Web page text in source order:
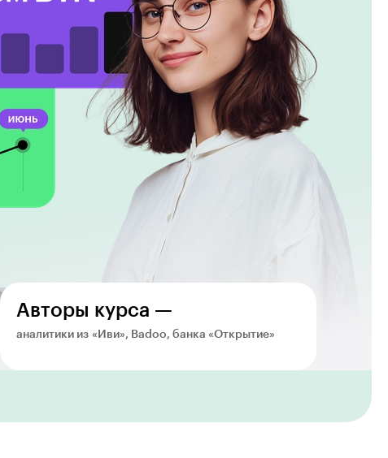
Авторы курса —
аналитики из «Иви», Badoo, банка «Открытие»